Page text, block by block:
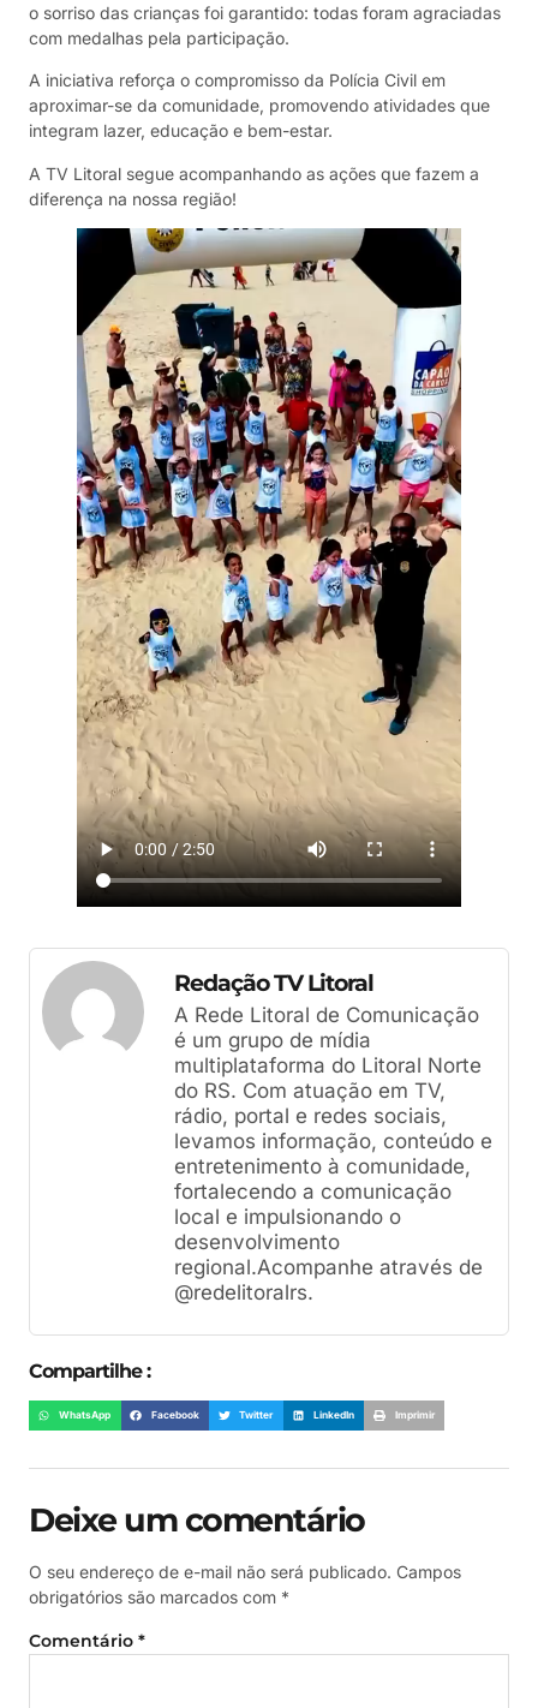
o sorriso das crianças foi garantido: todas foram agraciadas
com medalhas pela participação.
A iniciativa reforça o compromisso da Polícia Civil em
aproximar-se da comunidade, promovendo atividades que
integram lazer, educação e bem-estar.
A TV Litoral segue acompanhando as ações que fazem a
diferença na nossa região!
Redação TV Litoral
A Rede Litoral de Comunicação
é um grupo de mídia
multiplataforma do Litoral Norte
do RS. Com atuação em TV,
rádio, portal e redes sociais,
levamos informação, conteúdo e
entretenimento à comunidade,
fortalecendo a comunicação
local e impulsionando o
desenvolvimento
regional.Acompanhe através de
@redelitoralrs.
Compartilhe :
WhatsApp Facebook Twitter LinkedIn Imprimir
Deixe um comentário
O seu endereço de e-mail não será publicado. Campos
obrigatórios são marcados com *
Comentário *